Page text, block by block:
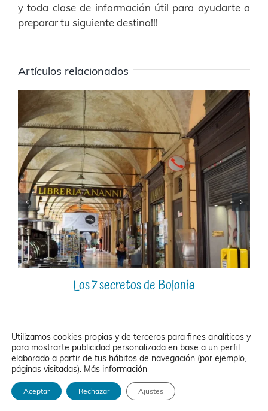
y toda clase de información útil para ayudarte a
preparar tu siguiente destino!!!
Artículos relacionados
Los 7 secretos de Bolonia
4 Comentarios
Espectacular está todo inventado!!
Utilizamos cookies propias y de terceros para fines analíticos y
para mostrarte publicidad personalizada en base a un perfil
elaborado a partir de tus hábitos de navegación (por ejemplo,
páginas visitadas). Más información
Aceptar Rechazar Ajustes